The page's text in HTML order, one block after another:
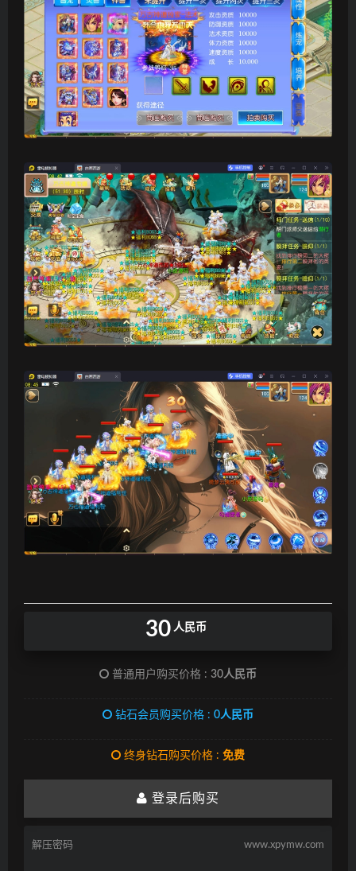
30 人民币
普通用户购买价格 : 30人民币
钻石会员购买价格 : 0人民币
终身钻石购买价格 : 免费
登录后购买
解压密码 www.xpymw.com